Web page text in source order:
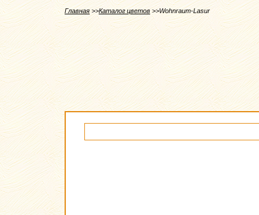
Главная Каталог цветов Wohnraum-Lasur